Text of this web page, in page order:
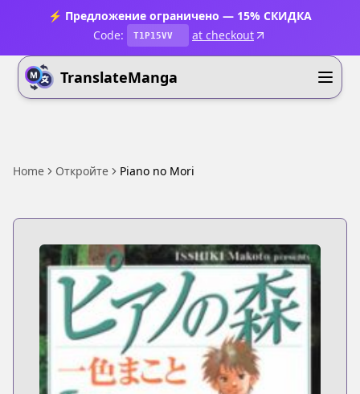
⚡ Предложение ограничено — 15% СКИДКА
Code:
T1P15VV at checkout
TranslateManga
Home Откройте Piano no Mori